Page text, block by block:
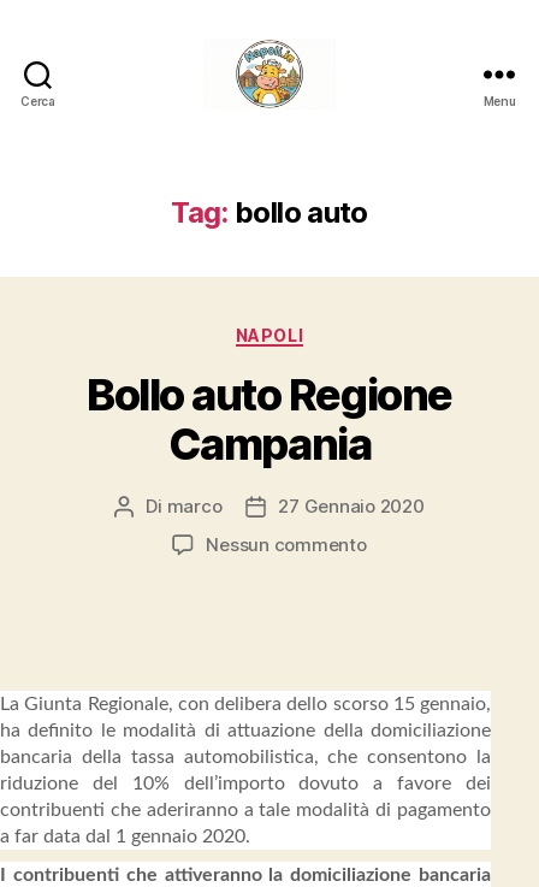
Cerca Menu
Tag: bollo auto
Categorie
NAPOLI
Bollo auto Regione
Campania
Autore
articolo
Di marco
Data
dell'articolo
27 Gennaio 2020
Nessun commentosu
La Giunta Regionale, con delibera dello scorso 15 gennaio,
ha definito le modalità di attuazione della domiciliazione
bancaria della tassa automobilistica, che consentono la
riduzione del 10% dell’importo dovuto a favore dei
contribuenti che aderiranno a tale modalità di pagamento
a far data dal 1 gennaio 2020.
I contribuenti che attiveranno la domiciliazione bancaria